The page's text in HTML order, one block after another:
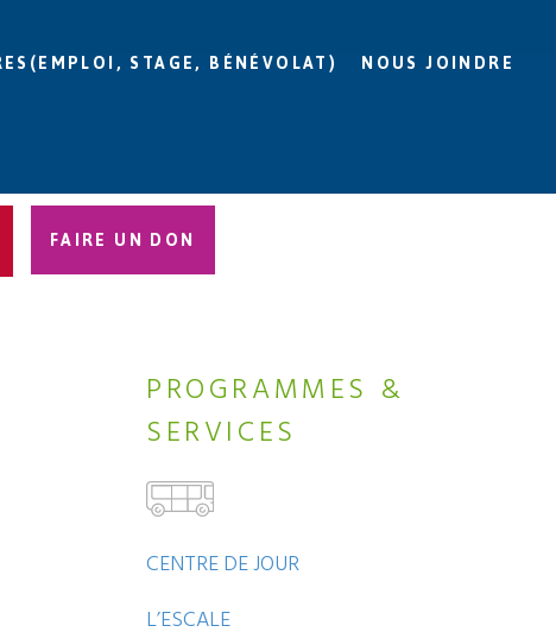
STAGE, BÉNÉVOLAT) NOUS JOINDRE
FAIRE UN DON
PROGRAMMES &
SERVICES
CENTRE DE JOUR
L’ESCALE